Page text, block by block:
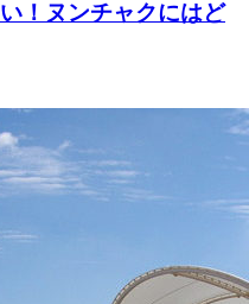
！ヌンチャクにはど